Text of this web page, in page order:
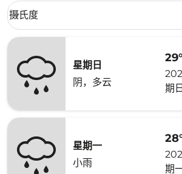
Weather unit option 摄氏度 Selected
摄氏度
keyboard_arrow_down
星期日
阴，多云
期
星期一
小雨
期